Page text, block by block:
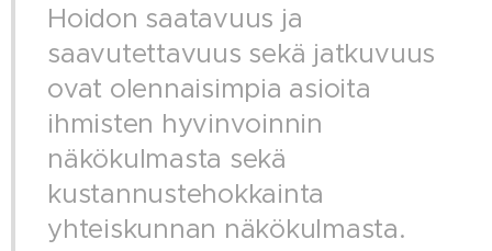
Hoidon saatavuus ja
saavutettavuus sekä jatkuvuus
ovat olennaisimpia asioita
ihmisten hyvinvoinnin
näkökulmasta sekä
kustannustehokkainta
yhteiskunnan näkökulmasta.